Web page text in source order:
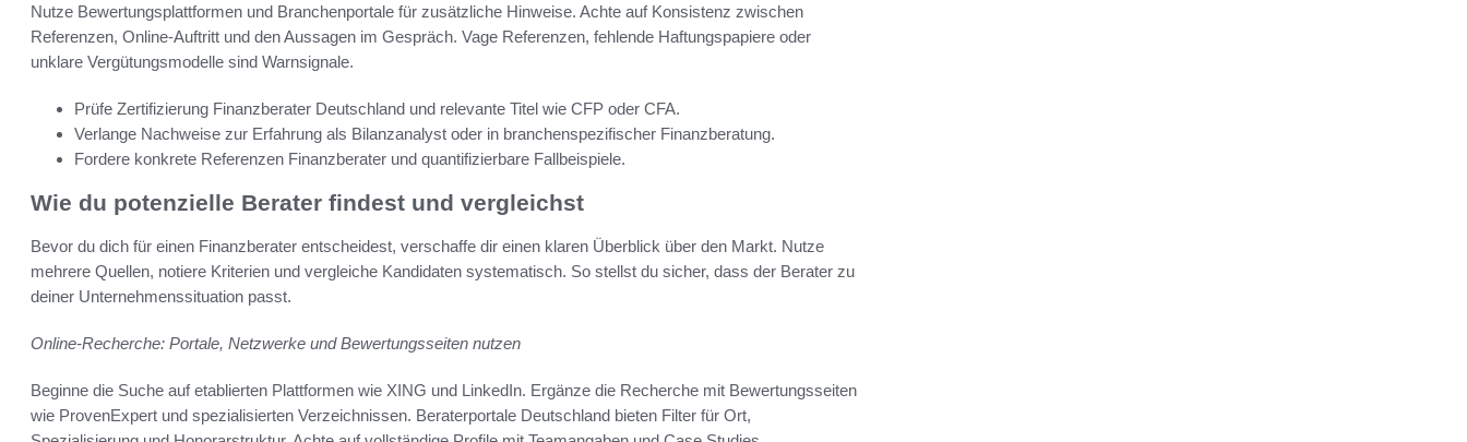
Nutze Bewertungsplattformen und Branchenportale für zusätzliche Hinweise. Achte auf Konsistenz zwischen
Referenzen, Online-Auftritt und den Aussagen im Gespräch. Vage Referenzen, fehlende Haftungspapiere oder
unklare Vergütungsmodelle sind Warnsignale.
Prüfe Zertifizierung Finanzberater Deutschland und relevante Titel wie CFP oder CFA.
Verlange Nachweise zur Erfahrung als Bilanzanalyst oder in branchenspezifischer Finanzberatung.
Fordere konkrete Referenzen Finanzberater und quantifizierbare Fallbeispiele.
Wie du potenzielle Berater findest und vergleichst
Bevor du dich für einen Finanzberater entscheidest, verschaffe dir einen klaren Überblick über den Markt. Nutze
mehrere Quellen, notiere Kriterien und vergleiche Kandidaten systematisch. So stellst du sicher, dass der Berater zu
deiner Unternehmenssituation passt.
Online-Recherche: Portale, Netzwerke und Bewertungsseiten nutzen
Beginne die Suche auf etablierten Plattformen wie XING und LinkedIn. Ergänze die Recherche mit Bewertungsseiten
wie ProvenExpert und spezialisierten Verzeichnissen. Beraterportale Deutschland bieten Filter für Ort,